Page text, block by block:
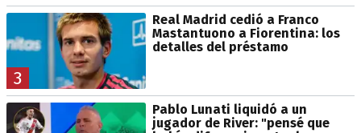
3
Real Madrid cedió a Franco
Mastantuono a Fiorentina: los
detalles del préstamo
Pablo Lunati liquidó a un
jugador de River: "pensé que